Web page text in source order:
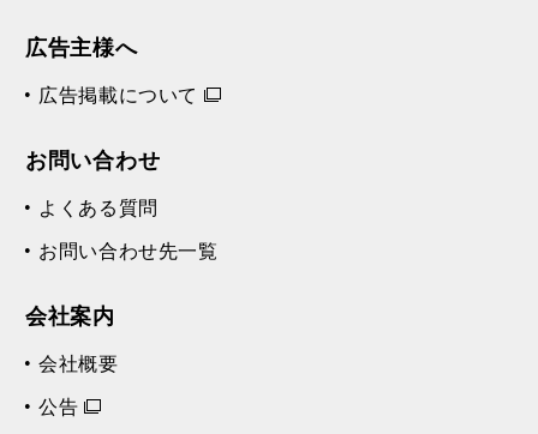
広告主様へ
広告掲載について
お問い合わせ
よくある質問
お問い合わせ先一覧
会社案内
会社概要
公告